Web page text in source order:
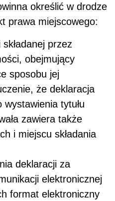
określić w drodze
prawa miejscowego:
przez
obejmujący
sposobu jej
że deklaracja
tytułu
zawiera także
i miejscu składania
deklaracji za
elektronicznej
format elektroniczny